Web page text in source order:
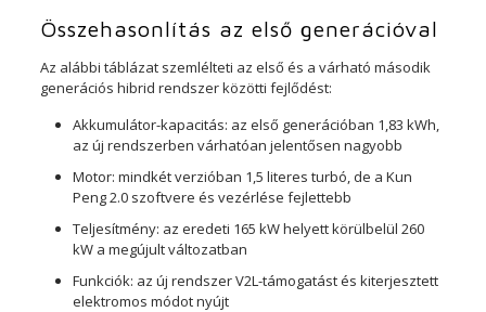
Összehasonlítás az első generációval
Az alábbi táblázat szemlélteti az első és a várható második
generációs hibrid rendszer közötti fejlődést:
Akkumulátor-kapacitás: az első generációban 1,83 kWh,
az új rendszerben várhatóan jelentősen nagyobb
Motor: mindkét verzióban 1,5 literes turbó, de a Kun
Peng 2.0 szoftvere és vezérlése fejlettebb
Teljesítmény: az eredeti 165 kW helyett körülbelül 260
kW a megújult változatban
Funkciók: az új rendszer V2L-támogatást és kiterjesztett
elektromos módot nyújt